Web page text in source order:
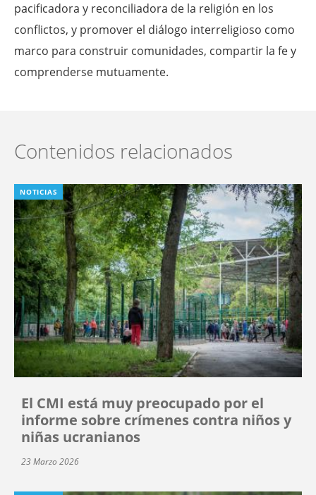
pacificadora y reconciliadora de la religión en los
conflictos, y promover el diálogo interreligioso como
marco para construir comunidades, compartir la fe y
comprenderse mutuamente.
Contenidos relacionados
NOTICIAS
El CMI está muy preocupado por el
informe sobre crímenes contra niños y
niñas ucranianos
23 Marzo 2026